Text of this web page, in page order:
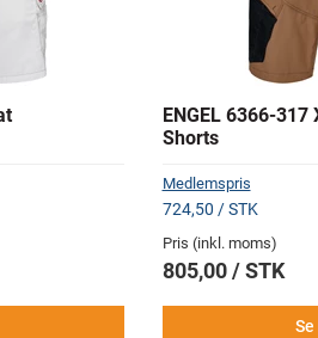
ENGEL 6366-
Shorts
Medlemspris
724,50 / STK
Pris (inkl. moms)
805,00 / STK